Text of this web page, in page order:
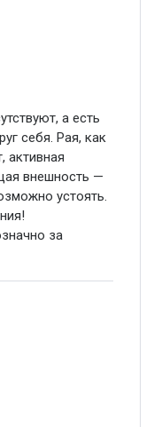
а есть
себя. Рая, как
активная
внешность —
устоять.
за